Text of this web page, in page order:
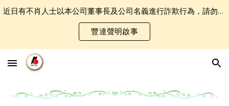
近日有不肖人士以本公司董事長及公司名義進行詐欺行為，請勿誤認受騙．
豐達聲明啟事